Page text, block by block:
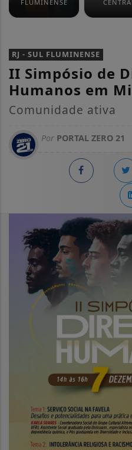
FLUMINENSE
RJ - SUL FLUMINENSE
II Simpósio de
Humanos em
Comunidade ativa
Por PORTAL ZERO 21